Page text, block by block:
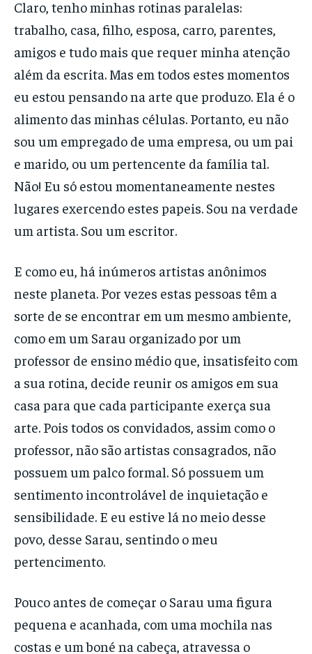
Claro, tenho minhas rotinas paralelas:
trabalho, casa, filho, esposa, carro, parentes,
amigos e tudo mais que requer minha atenção
além da escrita. Mas em todos estes momentos
eu estou pensando na arte que produzo. Ela é o
alimento das minhas células. Portanto, eu não
sou um empregado de uma empresa, ou um pai
e marido, ou um pertencente da família tal.
Não! Eu só estou momentaneamente nestes
lugares exercendo estes papeis. Sou na verdade
um artista. Sou um escritor.
E como eu, há inúmeros artistas anônimos
neste planeta. Por vezes estas pessoas têm a
sorte de se encontrar em um mesmo ambiente,
como em um Sarau organizado por um
professor de ensino médio que, insatisfeito com
a sua rotina, decide reunir os amigos em sua
casa para que cada participante exerça sua
arte. Pois todos os convidados, assim como o
professor, não são artistas consagrados, não
possuem um palco formal. Só possuem um
sentimento incontrolável de inquietação e
sensibilidade. E eu estive lá no meio desse
povo, desse Sarau, sentindo o meu
pertencimento.
Pouco antes de começar o Sarau uma figura
pequena e acanhada, com uma mochila nas
costas e um boné na cabeça, atravessa o